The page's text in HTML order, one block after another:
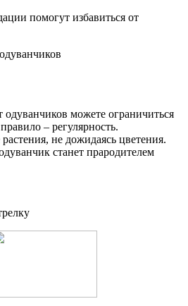
помогут избавиться от
одуванчиков можете ограничиться
– регулярность.
не дожидаясь цветения.
станет прародителем